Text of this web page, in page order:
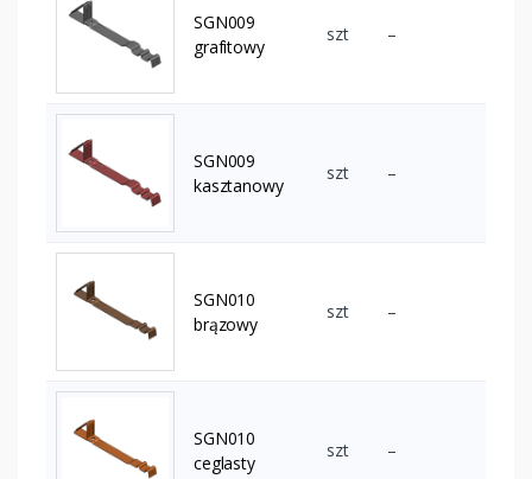
SGN009
grafitowy
szt –
SGN009
kasztanowy
szt –
SGN010
brązowy
szt –
SGN010
ceglasty
szt –